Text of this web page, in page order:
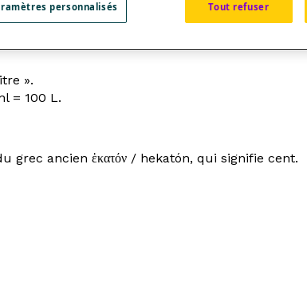
agroalimentaire.
».
= 100 L.
grec ancien ἑκατόν / hekatón, qui signifie cent.
Tout refuser
personnalisés